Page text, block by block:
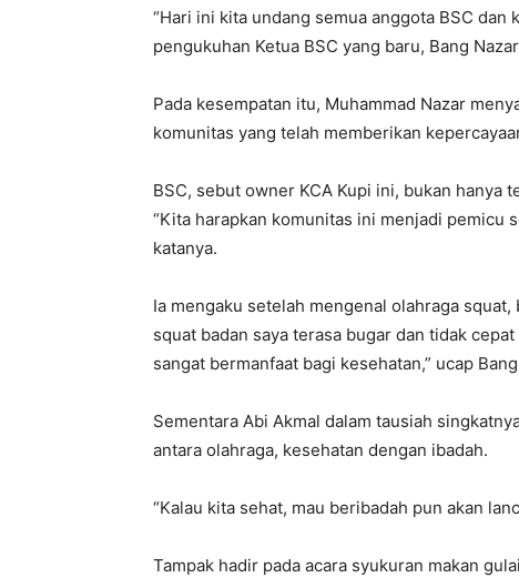
“Hari ini kita undang semua anggota BSC
pengukuhan Ketua BSC yang baru, Bang
Pada kesempatan itu, Muhammad Nazar
komunitas yang telah memberikan
BSC, sebut owner KCA Kupi ini, bukan hanya
“Kita harapkan komunitas ini menjadi pemicu
katanya.
Ia mengaku setelah mengenal olahraga
squat badan saya terasa bugar dan tidak
sangat bermanfaat bagi kesehatan,” ucap
Sementara Abi Akmal dalam tausiah
antara olahraga, kesehatan dengan ibadah.
“Kalau kita sehat, mau beribadah pun akan
Tampak hadir pada acara syukuran makan